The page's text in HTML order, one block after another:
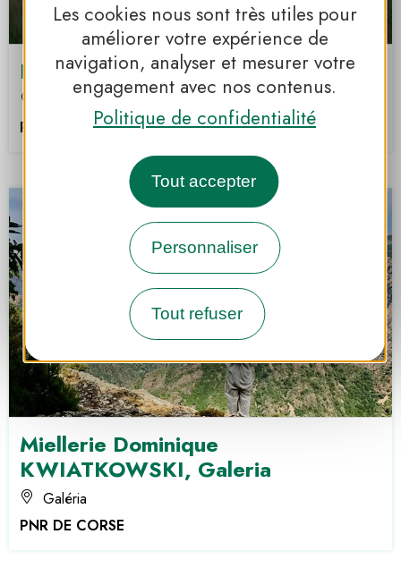
Les cookies nous sont très utiles pour
améliorer votre expérience de
navigation, analyser et mesurer votre
engagement avec nos contenus.
Politique de confidentialité
Tout accepter
Personnaliser
Tout refuser
La bergerie de Lascaux - éleveur
Royère-de-Vassivière
PNR DE MILLEVACHES EN LIMOUSIN
Miellerie Dominique
KWIATKOWSKI, Galeria
Galéria
PNR DE CORSE